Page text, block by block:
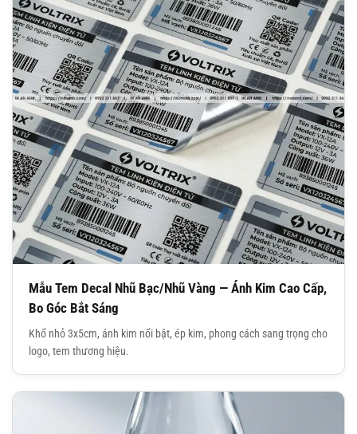
Mẫu Tem Decal Nhũ Bạc/Nhũ Vàng — Ánh Kim Cao Cấp,
Bo Góc Bắt Sáng
Khổ nhỏ 3x5cm, ánh kim nổi bật, ép kim, phong cách sang trọng cho
logo, tem thương hiệu.